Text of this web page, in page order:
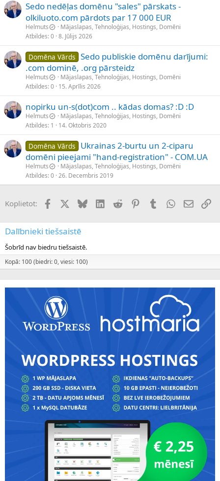
Sedo nedēļas domēnu "sales" pārskats -
olkiluoto.com pārdots par 17 000 EUR
Helmuts
Mājaslapas, Tehnoloģijas, Hostings, Domēni
Atbildes 0 8. Jūlijs 2026
Domēna Vārds Sedo publiskie domēnu darījumi:
.com dominē, .org pārsteidz
Helmuts
Mājaslapas, Tehnoloģijas, Hostings, Domēni
Atbildes 0 15. Aprīlis 2026
nopirku un-s(dot)com .. kādas domas? :D :D
Helmuts
Mājaslapas, Tehnoloģijas, Hostings, Domēni
Atbildes 1 14. Oktobris 2020
Domēna Vārds
Ukrainas 2-burtu un 2-ciparu
domēni pieejami "hand-registration" - COM.UA
Helmuts
Mājaslapas, Tehnoloģijas, Hostings, Domēni
Atbildes 0 26. Decembris 2019
Koplietot: FacebookX (Twitter)
BlueskyLinkedInReddit PinterestTumblrWhatsApp
E-pasts
Dalībnieki tiešsaistē
Šobrīd nav biedru tiešsaistē.
Kopā: 100 (biedri: 0, viesi: 100)